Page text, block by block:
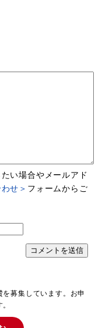
い場合やメールアド
せ＞ フォームからご
募集しています。お申